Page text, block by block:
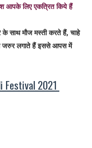
लिए एकत्रित किये हैं
साथ मौज मस्ती करते हैं, चाहे
जरुर लगाते हैं इससे आपस में
Festival 2021